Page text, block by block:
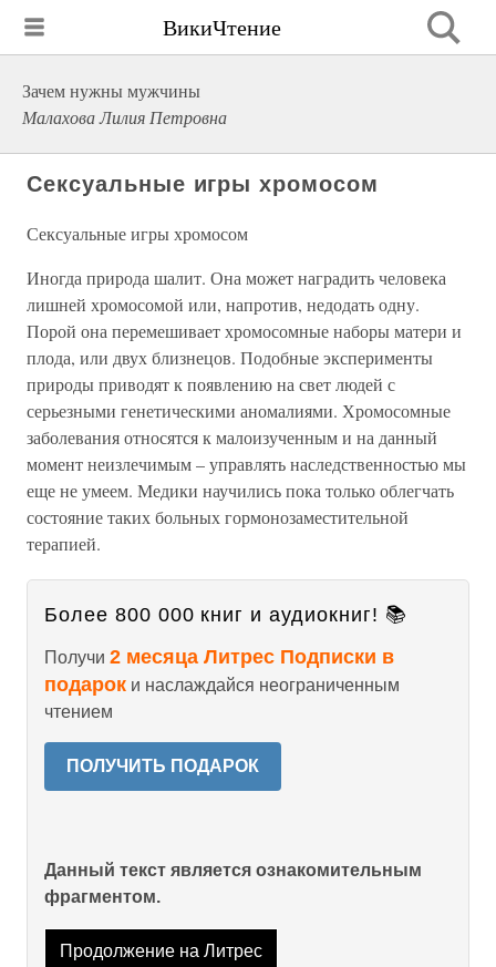
ВикиЧтение
Зачем нужны мужчины
Малахова Лилия Петровна
Сексуальные игры хромосом
Сексуальные игры хромосом
Иногда природа шалит. Она может наградить человека
лишней хромосомой или, напротив, недодать одну.
Порой она перемешивает хромосомные наборы матери и
плода, или двух близнецов. Подобные эксперименты
природы приводят к появлению на свет людей с
серьезными генетическими аномалиями. Хромосомные
заболевания относятся к малоизученным и на данный
момент неизлечимым – управлять наследственностью мы
еще не умеем. Медики научились пока только облегчать
состояние таких больных гормонозаместительной
терапией.
Более 800 000 книг и аудиокниг! 📚
Получи 2 месяца Литрес Подписки в
подарок и наслаждайся неограниченным
чтением
ПОЛУЧИТЬ ПОДАРОК
Данный текст является ознакомительным
фрагментом.
Продолжение на Литрес